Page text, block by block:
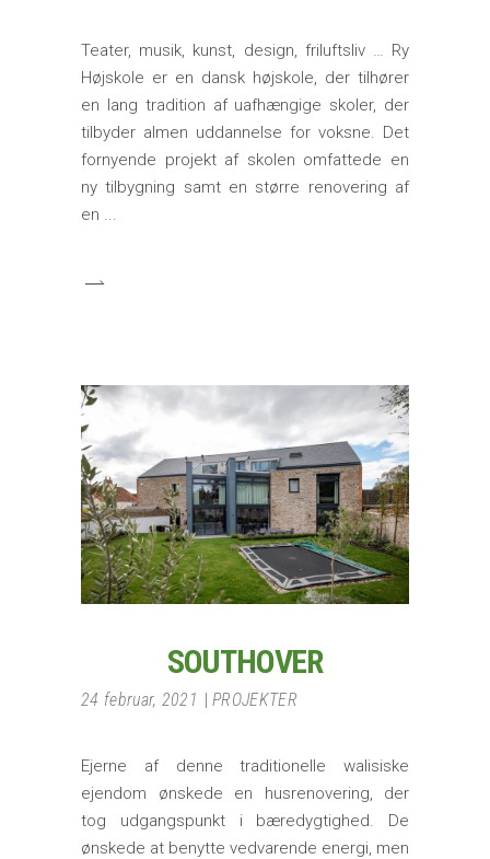
Teater, musik, kunst, design, friluftsliv … Ry
Højskole er en dansk højskole, der tilhører
en lang tradition af uafhængige skoler, der
tilbyder almen uddannelse for voksne. Det
fornyende projekt af skolen omfattede en
ny tilbygning samt en større renovering af
en
SOUTHOVER
24 februar, 2021 PROJEKTER
Ejerne af denne traditionelle walisiske
ejendom ønskede en husrenovering, der
tog udgangspunkt i bæredygtighed. De
ønskede at benytte vedvarende energi, men